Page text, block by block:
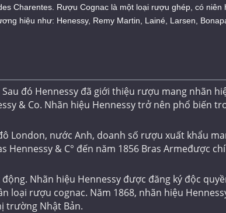
Charentes. Rượu Cognac là một loại rượu ghép, có niên
hiệu như: Henessy, Remy Martin, Lainé, Larsen,
đó Hennessy đã giới thiệu rượu mang nhãn
& Co. Nhãn hiệu Hennessy trở nên phổ biến
London, nước Anh, doanh số rượu xuất khẩu
Hennessy & C° đến năm 1856 Bras Armeđược
Nhãn hiệu Hennessy được đăng ký độc
loại rượu cognac. Năm 1868, nhãn hiệu
trường Nhật Bản.